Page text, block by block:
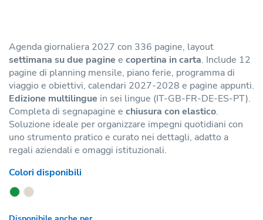
Agenda giornaliera 2027 con 336 pagine, layout
settimana su due pagine e copertina in carta. Include 12
pagine di planning mensile, piano ferie, programma di
viaggio e obiettivi, calendari 2027-2028 e pagine appunti.
Edizione multilingue in sei lingue (IT-GB-FR-DE-ES-PT).
Completa di segnapagine e chiusura con elastico.
Soluzione ideale per organizzare impegni quotidiani con
uno strumento pratico e curato nei dettagli, adatto a
regali aziendali e omaggi istituzionali.
Colori disponibili